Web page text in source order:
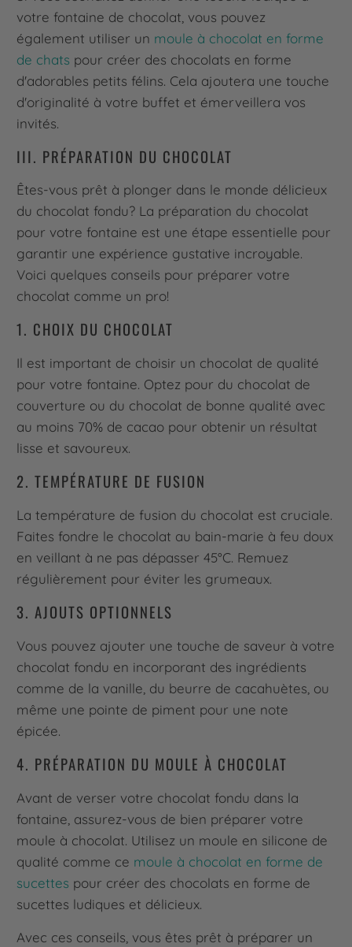
votre fontaine de chocolat, vous pouvez
également utiliser un moule à chocolat en forme
de chats pour créer des chocolats en forme
d'adorables petits félins. Cela ajoutera une touche
d'originalité à votre buffet et émerveillera vos
invités.
III. PRÉPARATION DU CHOCOLAT
Êtes-vous prêt à plonger dans le monde délicieux
du chocolat fondu? La préparation du chocolat
pour votre fontaine est une étape essentielle pour
garantir une expérience gustative incroyable.
Voici quelques conseils pour préparer votre
chocolat comme un pro!
1. CHOIX DU CHOCOLAT
Il est important de choisir un chocolat de qualité
pour votre fontaine. Optez pour du chocolat de
couverture ou du chocolat de bonne qualité avec
au moins 70% de cacao pour obtenir un résultat
lisse et savoureux.
2. TEMPÉRATURE DE FUSION
La température de fusion du chocolat est cruciale.
Faites fondre le chocolat au bain-marie à feu doux
en veillant à ne pas dépasser 45°C. Remuez
régulièrement pour éviter les grumeaux.
3. AJOUTS OPTIONNELS
Vous pouvez ajouter une touche de saveur à votre
chocolat fondu en incorporant des ingrédients
comme de la vanille, du beurre de cacahuètes, ou
même une pointe de piment pour une note
épicée.
4. PRÉPARATION DU MOULE À CHOCOLAT
Avant de verser votre chocolat fondu dans la
fontaine, assurez-vous de bien préparer votre
moule à chocolat. Utilisez un moule en silicone de
qualité comme ce moule à chocolat en forme de
sucettes pour créer des chocolats en forme de
sucettes ludiques et délicieux.
Avec ces conseils, vous êtes prêt à préparer un